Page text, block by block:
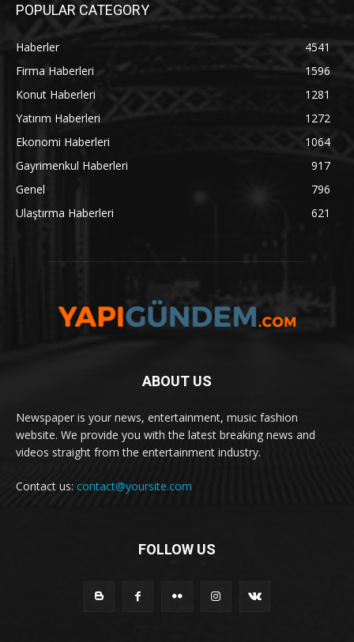
POPULAR CATEGORY
Haberler
4541
Firma Haberleri
1596
Konut Haberleri
1281
Yatırım Haberleri
1272
Ekonomi Haberleri
1064
Gayrimenkul Haberleri
917
Genel
796
Ulaştırma Haberleri
621
ABOUT US
Newspaper is your news, entertainment, music fashion
website. We provide you with the latest breaking news and
videos straight from the entertainment industry.
Contact us: contact@yoursite.com
FOLLOW US